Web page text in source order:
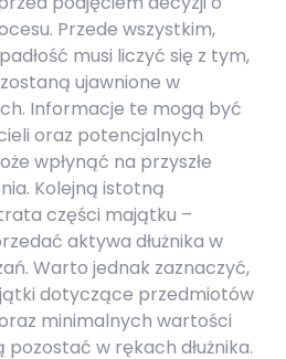
Przede wszystkim,
musi liczyć się z tym,
ujawnione w
Informacje te mogą być
oraz potencjalnych
wpłynąć na przyszłe
Kolejną istotną
części majątku –
aktywa dłużnika w
Warto jednak zaznaczyć,
dotyczące przedmiotów
minimalnych wartości
w rękach dłużnika.